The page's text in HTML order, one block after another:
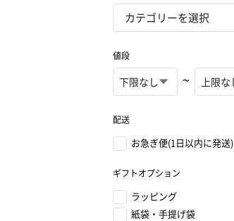
値段
~
配送
お急ぎ便(1日以内に発送)
ギフトオプション
ラッピング
紙袋・手提げ袋